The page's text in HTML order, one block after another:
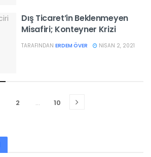
Dış Ticaret’in Beklenmeyen
Misafiri; Konteyner Krizi
TARAFINDAN ERDEM ÖVER NISAN 2, 2021
2 … 10